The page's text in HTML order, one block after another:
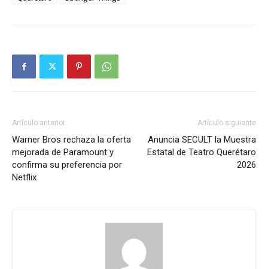
Artículo anterior
Warner Bros rechaza la oferta
mejorada de Paramount y
confirma su preferencia por
Netflix
Artículo siguiente
Anuncia SECULT la Muestra
Estatal de Teatro Querétaro
2026